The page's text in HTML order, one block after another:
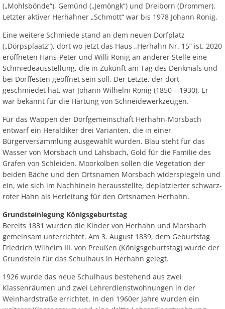
(„Mohlsbönde“), Gemünd („Jemöngk“) und Dreiborn (Drommer).
Letzter aktiver Herhahner „Schmott“ war bis 1978 Johann Ronig.
Eine weitere Schmiede stand an dem neuen Dorfplatz
(„Dörpsplaatz“), dort wo jetzt das Haus „Herhahn Nr. 15“ ist. 2020
eröffneten Hans-Peter und Willi Ronig an anderer Stelle eine
Schmiedeausstellung, die in Zukunft am Tag des Denkmals und
bei Dorffesten geöffnet sein soll. Der Letzte, der dort
geschmiedet hat, war Johann Wilhelm Ronig (1850 – 1930). Er
war bekannt für die Härtung von Schneidewerkzeugen.
Für das Wappen der Dorfgemeinschaft Herhahn-Morsbach
entwarf ein Heraldiker drei Varianten, die in einer
Bürgerversammlung ausgewählt wurden. Blau steht für das
Wasser von Morsbach und Lahsbach, Gold für die Familie des
Grafen von Schleiden. Moorkolben sollen die Vegetation der
beiden Bäche und den Ortsnamen Morsbach widerspiegeln und
ein, wie sich im Nachhinein herausstellte, deplatzierter schwarz-
roter Hahn als Herleitung für den Ortsnamen Herhahn.
Grundsteinlegung Königsgeburtstag
Bereits 1831 wurden die Kinder von Herhahn und Morsbach
gemeinsam unterrichtet. Am 3. August 1839, dem Geburtstag
Friedrich Wilhelm III. von Preußen (Königsgeburtstag) wurde der
Grundstein für das Schulhaus in Herhahn gelegt.
1926 wurde das neue Schulhaus bestehend aus zwei
Klassenräumen und zwei Lehrerdienstwohnungen in der
Weinhardstraße errichtet. In den 1960er Jahre wurden ein